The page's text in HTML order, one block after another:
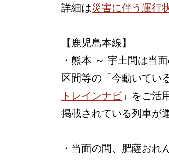
詳細は災害に伴う運行
【鹿児島本線】
・熊本 ～ 宇土間は当
区間等の「今動いてい
トレインナビ 」をご活
掲載されている列車が
・当面の間、肥薩おれ